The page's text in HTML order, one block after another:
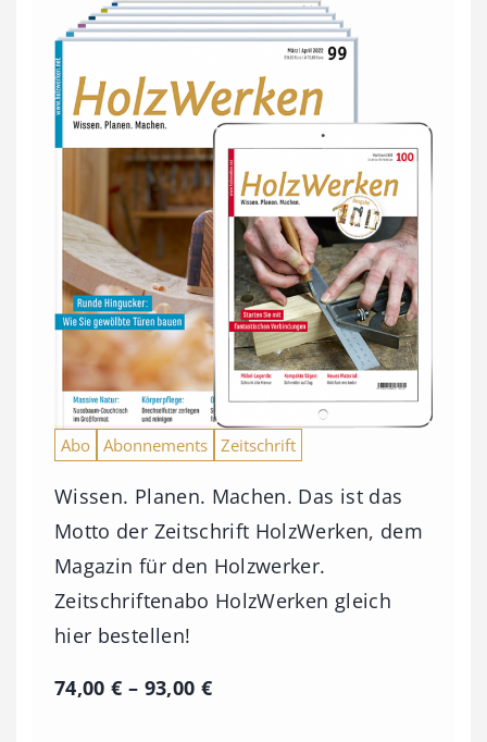
Abo Abonnements Zeitschrift
Wissen. Planen. Machen. Das ist das
Motto der Zeitschrift HolzWerken, dem
Magazin für den Holzwerker.
Zeitschriftenabo HolzWerken gleich
hier bestellen!
74,00€ – 93,00 €P